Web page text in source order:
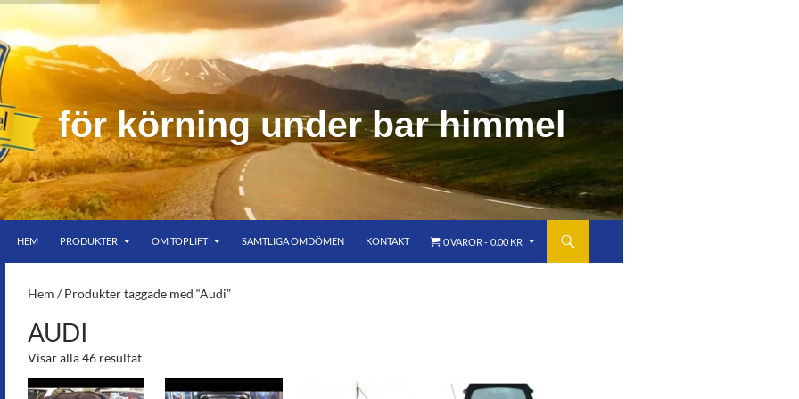
för körning under bar himmel
bar himmel
HEM
PRODUKTER OM TOPLIFT SAMTLIGA OMDÖMEN KONTAKT 0 VAROR 0.00 KR
Hem / Produkter taggade med “Audi”
AUDI
Visar alla 46 resultat